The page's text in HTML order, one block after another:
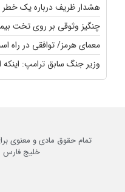
هشدار ظریف درباره یک خطر
چنگیز وثوقی بر روی تخت
معمای هرمز/ توافقی در راه
وزیر جنگ سابق ترامپ: اینکه
تمام حقوق مادی و معنوی
خلیج